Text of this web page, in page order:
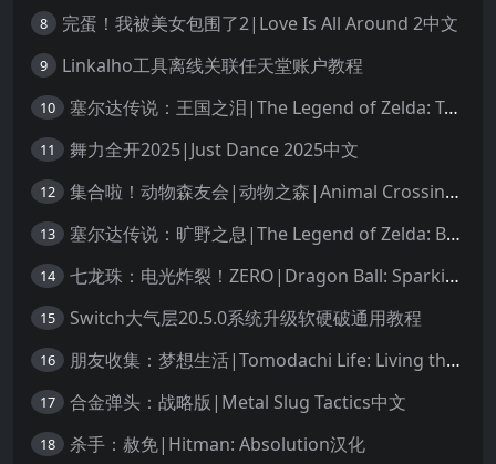
8 完蛋！我被美女包围了2|Love Is All Around 2中文
9 Linkalho工具离线关联任天堂账户教程
10 塞尔达传说：王国之泪|The Legend of Zelda: Tears of the Kingdom中文
11 舞力全开2025|Just Dance 2025中文
12 集合啦！动物森友会|动物之森|Animal Crossing: New Horizons中文
13 塞尔达传说：旷野之息|The Legend of Zelda: Breath of the Wild中文
14 七龙珠：电光炸裂！ZERO|Dragon Ball: Sparking! Zero中文
15 Switch大气层20.5.0系统升级软硬破通用教程
16 朋友收集：梦想生活|Tomodachi Life: Living the Dream中文
17 合金弹头：战略版|Metal Slug Tactics中文
18 杀手：赦免|Hitman: Absolution汉化